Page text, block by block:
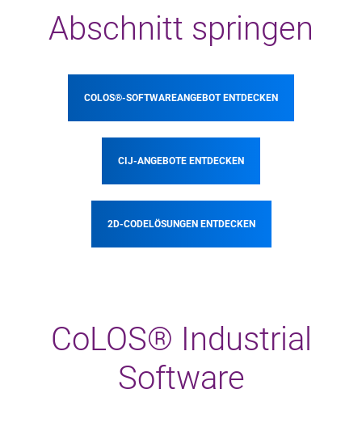
Abschnitt springen
COLOS®-SOFTWAREANGEBOT ENTDECKEN
CIJ-ANGEBOTE ENTDECKEN
2D-CODELÖSUNGEN ENTDECKEN
CoLOS® Industrial
Software